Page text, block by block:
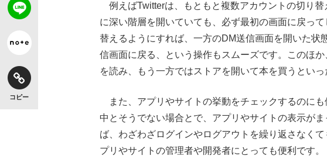
コピー
例えばTwitterは、もともと複数アカウントの切り
に深い階層を開いていても、必ず最初の画面に戻っ
替えるようにすれば、一方のDM送信画面を開いた
信画面に戻る、という操作もスムーズです。このほ
を読み、もう一方ではストアを開いて本を買うといっ
また、アプリやサイトの挙動をチェックするのに
中とそうでない場合とで、アプリやサイトの表示が
ば、わざわざログインやログアウトを繰り返さなく
プリやサイトの管理者や開発者にとっても便利です。